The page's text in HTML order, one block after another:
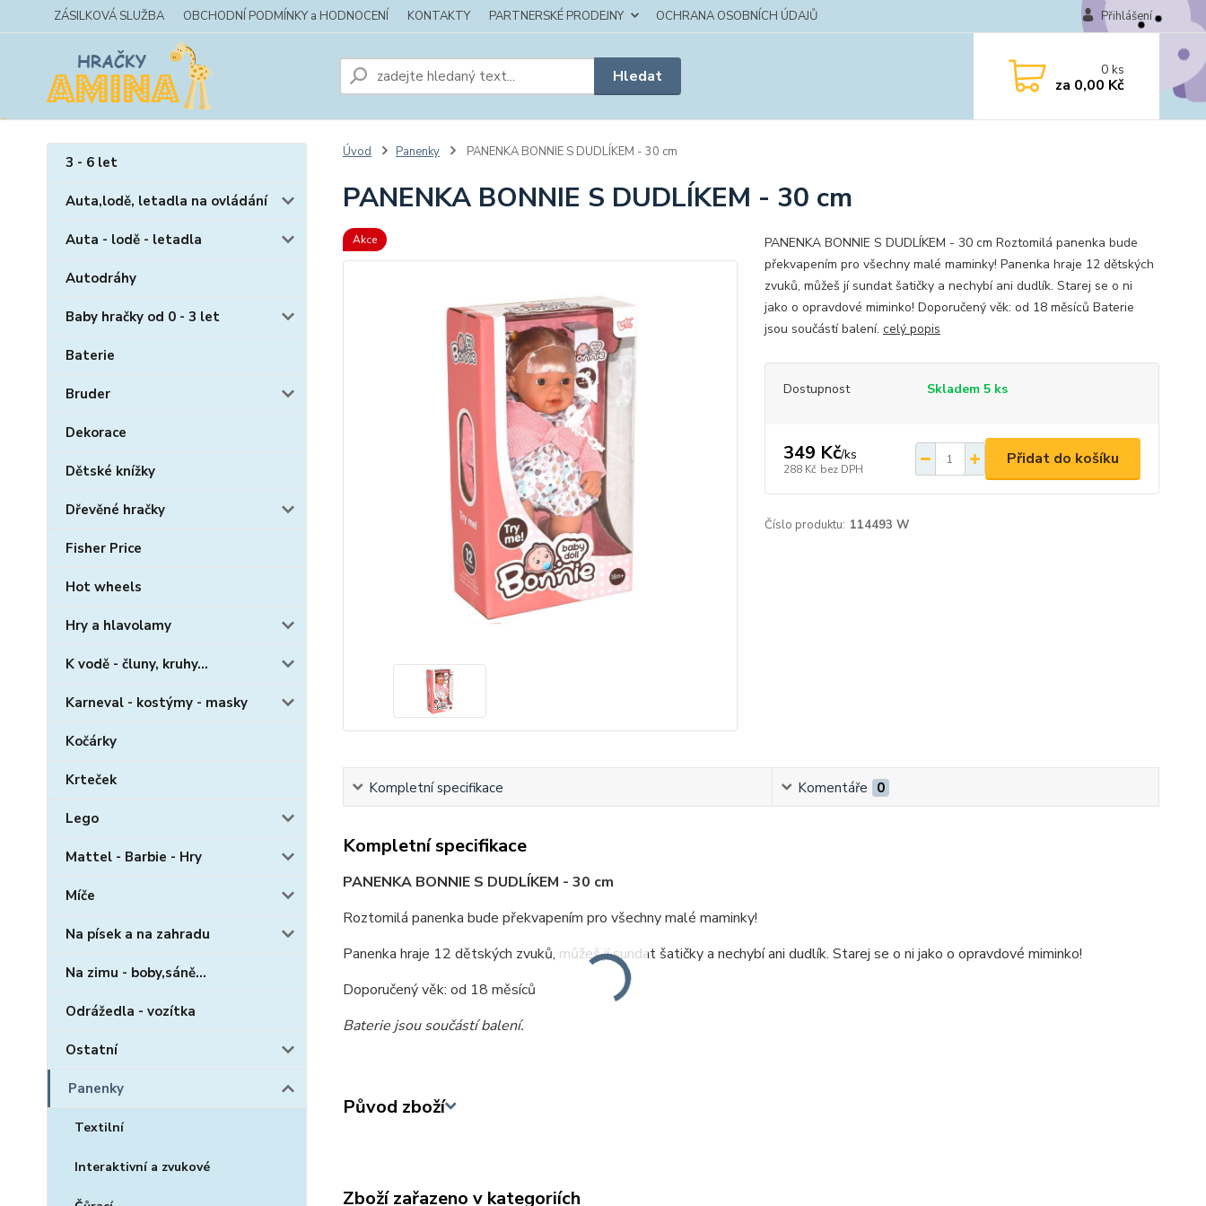
ZÁSILKOVÁ SLUŽBA OBCHODNÍ PODMÍNKY a HODNOCENÍ KONTAKTY PARTNERSKÉ PRODEJNY OCHRANA OSOBNÍCH ÚDAJŮ Přihlášení
Hledat 0ks
za 0,00 Kč
3 - 6 let
Auta,lodě, letadla na ovládání
Auta - lodě - letadla
Autodráhy
Baby hračky od 0 - 3 let
Baterie
Bruder
Dekorace
Dětské knížky
Dřevěné hračky
Fisher Price
Hot wheels
Hry a hlavolamy
K vodě - čluny, kruhy...
Karneval - kostýmy - masky
Kočárky
Krteček
Lego
Mattel - Barbie - Hry
Míče
Na písek a na zahradu
Na zimu - boby,sáně...
Odrážedla - vozítka
Ostatní
Panenky
Textilní
Interaktivní a zvukové
Úvod Panenky PANENKA BONNIE S DUDLÍKEM - 30 cm
PANENKA BONNIE S DUDLÍKEM - 30 cm
Akce
PANENKA BONNIE S DUDLÍKEM - 30 cm Roztomilá panenka bude
překvapením pro všechny malé maminky! Panenka hraje 12 dětských
zvuků, můžeš jí sundat šatičky a nechybí ani dudlík. Starej se o ni
jako o opravdové miminko! Doporučený věk: od 18 měsíců Baterie
jsou součástí balení. celý popis
Dostupnost Skladem 5 ks
349 Kč/ks
288 Kč bez DPH
Přidat do košíku
Číslo produktu: 114493 W
Kompletní specifikace Komentáře 0
Kompletní specifikace
PANENKA BONNIE S DUDLÍKEM - 30 cm
Roztomilá panenka bude překvapením pro všechny malé maminky!
Panenka hraje 12 dětských zvuků, můžeš jí sundat šatičky a nechybí ani dudlík. Starej se o ni jako o opravdové miminko!
Doporučený věk: od 18 měsíců
Baterie jsou součástí balení.
Původ zboží
Zboží zařazeno v kategoriích